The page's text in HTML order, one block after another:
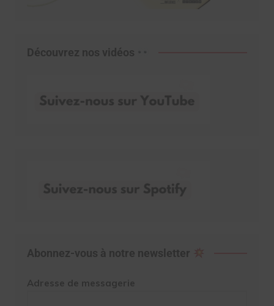
Découvrez nos vidéos
Abonnez-vous à notre newsletter
Adresse de messagerie